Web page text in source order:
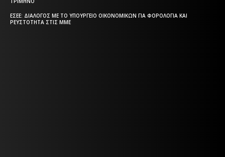
ΕΣΕΕ: ΔΙΆΛΟΓΟΣ ΜΕ ΤΟ ΥΠΟΥΡΓΕΊΟ ΟΙΚΟΝΟΜΙΚΏΝ ΓΙΑ ΦΟΡΟΛΟΓΊΑ ΚΑΙ
ΡΕΥΣΤΌΤΗΤΑ ΣΤΙΣ ΜΜΕ